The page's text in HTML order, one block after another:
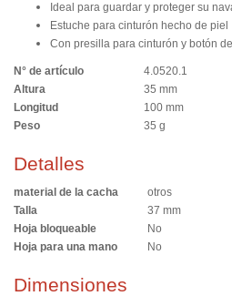
Ideal para guardar y proteger su
Estuche para cinturón hecho de piel
Con presilla para cinturón y botón
N° de artículo 4.0520.1
Altura
35 mm
Longitud
100 mm
Peso
35 g
Detalles
material de la cacha
otros
Talla
37 mm
Hoja bloqueable
No
Hoja para una mano
No
Dimensiones